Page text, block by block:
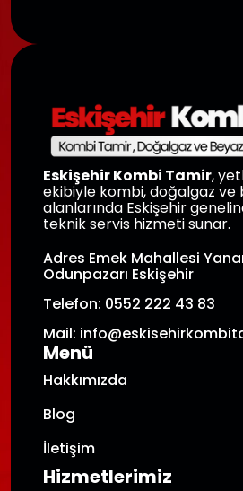
Eskişehir Kombi Tamir,
ekibiyle kombi, doğalgaz ve
alanlarında Eskişehir
teknik servis hizmeti sunar.
Adres Emek Mahallesi
Odunpazarı Eskişehir
Telefon: 0552 222 43 83
Mail:
Menü
Hakkımızda
Blog
İletişim
Hizmetlerimiz